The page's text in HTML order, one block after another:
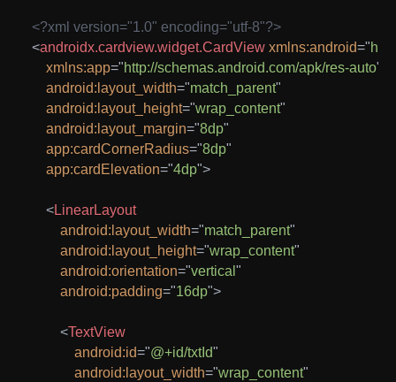
<?xml version="1.0" encoding="utf-8"?>
<androidx.cardview.widget.CardView xmlns:android="
xmlns:app="http://schemas.android.com/apk/res-auto"
android: layout_width="match_parent"
android: layout_height="wrap_content"
android: layout_margin="8dp"
app:cardCornerRadius="8dp"
app:cardElevation="4dp">
<LinearLayout
android: layout_width="match_parent"
android: layout_height="wrap_content"
android:orientation="vertical "
android:padding="16dp">
<TextView
android:id="@+id/txtId"
android: layout_width="wrap_content"